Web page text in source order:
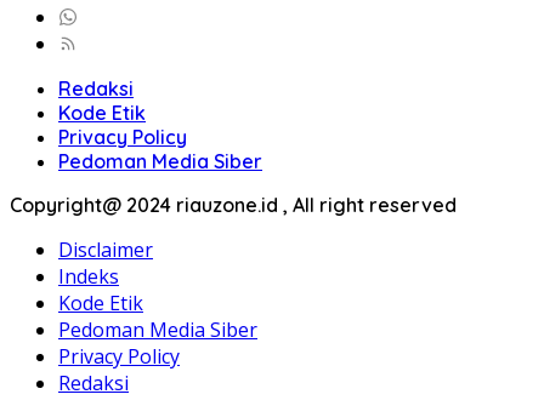
Redaksi
Kode Etik
Privacy Policy
Pedoman Media Siber
Copyright@ 2024 riauzone.id , All right reserved
Disclaimer
Indeks
Kode Etik
Pedoman Media Siber
Privacy Policy
Redaksi